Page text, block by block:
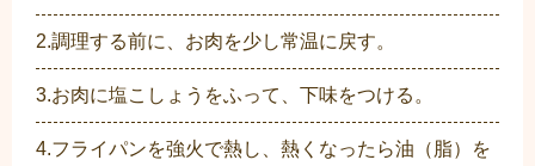
2.調理する前に、お肉を少し常温に戻す。
3.お肉に塩こしょうをふって、下味をつける。
4.フライパンを強火で熱し、熱くなったら油（脂）を